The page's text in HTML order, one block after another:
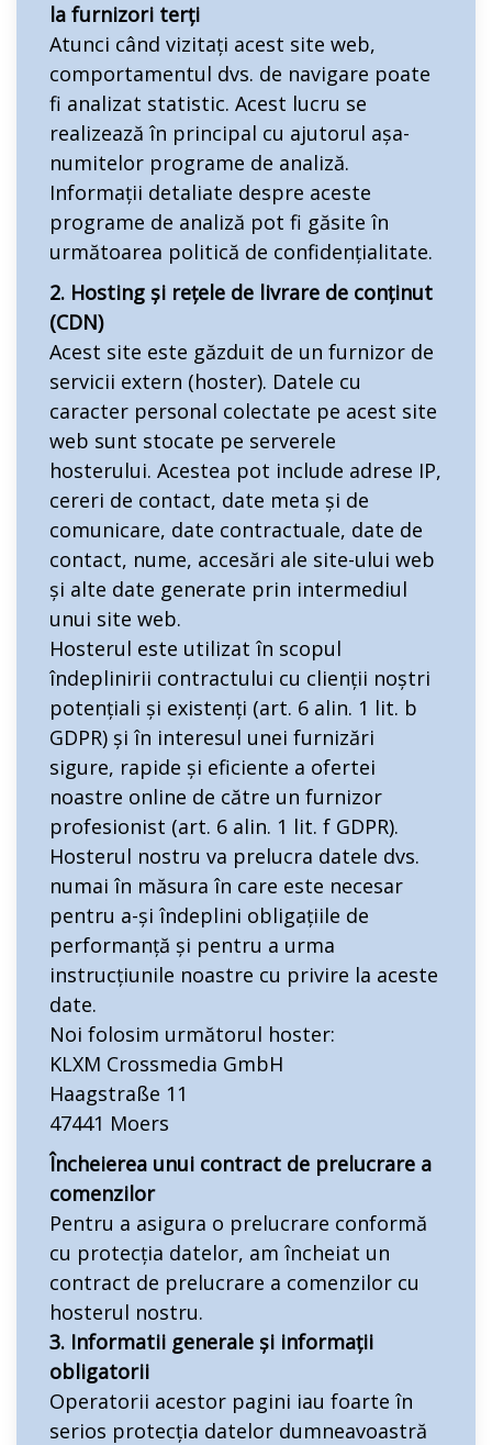
la furnizori terți
Atunci când vizitați acest site web,
comportamentul dvs. de navigare poate
fi analizat statistic. Acest lucru se
realizează în principal cu ajutorul așa-
numitelor programe de analiză.
Informații detaliate despre aceste
programe de analiză pot fi găsite în
următoarea politică de confidențialitate.
2. Hosting și rețele de livrare de conținut
(CDN)
Acest site este găzduit de un furnizor de
servicii extern (hoster). Datele cu
caracter personal colectate pe acest site
web sunt stocate pe serverele
hosterului. Acestea pot include adrese IP,
cereri de contact, date meta și de
comunicare, date contractuale, date de
contact, nume, accesări ale site-ului web
și alte date generate prin intermediul
unui site web.
Hosterul este utilizat în scopul
îndeplinirii contractului cu clienții noștri
potențiali și existenți (art. 6 alin. 1 lit. b
GDPR) și în interesul unei furnizări
sigure, rapide și eficiente a ofertei
noastre online de către un furnizor
profesionist (art. 6 alin. 1 lit. f GDPR).
Hosterul nostru va prelucra datele dvs.
numai în măsura în care este necesar
pentru a-și îndeplini obligațiile de
performanță și pentru a urma
instrucțiunile noastre cu privire la aceste
date.
Noi folosim următorul hoster:
KLXM Crossmedia GmbH
Haagstraße 11
47441 Moers
Încheierea unui contract de prelucrare a
comenzilor
Pentru a asigura o prelucrare conformă
cu protecția datelor, am încheiat un
contract de prelucrare a comenzilor cu
hosterul nostru.
3. Informatii generale și informații
obligatorii
Operatorii acestor pagini iau foarte în
serios protecția datelor dumneavoastră